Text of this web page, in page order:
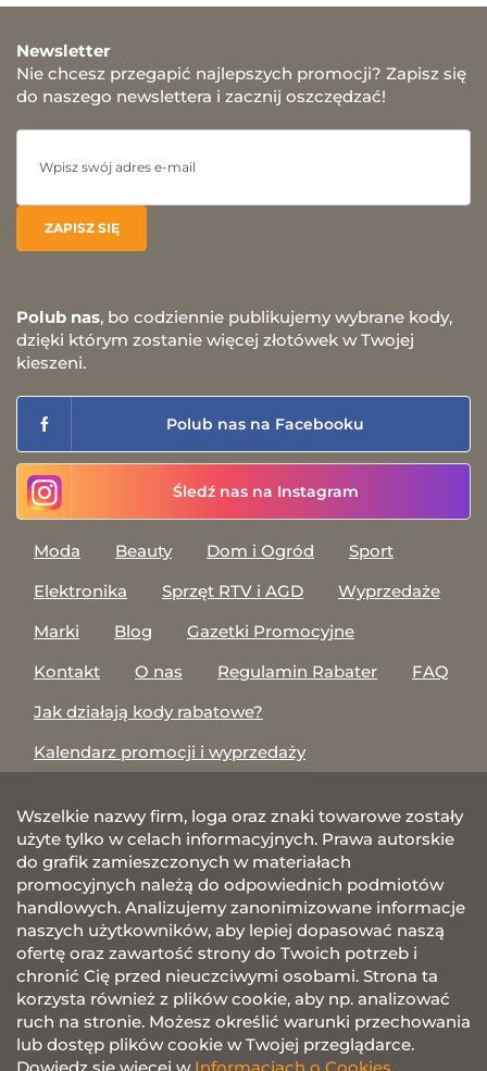
Newsletter
Nie chcesz przegapić najlepszych promocji? Zapisz się
do naszego newslettera i zacznij oszczędzać!
Polub nas, bo codziennie publikujemy wybrane kody,
dzięki którym zostanie więcej złotówek w Twojej
kieszeni.
Polub nas na Facebooku
Śledź nas na Instagram
Moda Beauty Dom i Ogród
Sport
Elektronika
Sprzęt RTV i AGD
Wyprzedaże
Marki
Blog
Gazetki Promocyjne
Kontakt
O nas Regulamin Rabater
FAQ
Jak działają kody rabatowe?
Kalendarz promocji i wyprzedaży
Wszelkie nazwy firm, loga oraz znaki towarowe zostały
użyte tylko w celach informacyjnych. Prawa autorskie
do grafik zamieszczonych w materiałach
promocyjnych należą do odpowiednich podmiotów
handlowych. Analizujemy zanonimizowane informacje
naszych użytkowników, aby lepiej dopasować naszą
ofertę oraz zawartość strony do Twoich potrzeb i
chronić Cię przed nieuczciwymi osobami. Strona ta
korzysta również z plików cookie, aby np. analizować
ruch na stronie. Możesz określić warunki przechowania
lub dostęp plików cookie w Twojej przeglądarce.